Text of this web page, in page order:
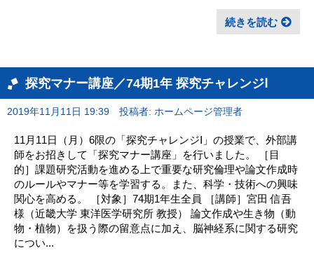
続きを読む
探究マナー講座／74期1年 探究チャレンジⅠ
2019年11月11日 19:39 投稿者: ホームページ管理者
11月11日（月）6限の「探究チャレンジⅠ」の授業で、外部講
師をお招きして「探究マナー講座」を行いました。 ［目
的］課題研究活動を進める上で重要な研究倫理や論文作成時
のルールやマナー等を学習する。また、科学・技術への興味
関心を高める。 ［対象］74期1年生全員 ［講師］宮田 信吾
様（近畿大学 東洋医学研究所 教授） 論文作成や生き物（動
物・植物）を扱う際の留意点に加え、脳神経系に関する研究
につい...